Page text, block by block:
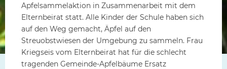
Apfelsammelaktion in Zusammenarbeit mit dem
Elternbeirat statt. Alle Kinder der Schule haben sich
auf den Weg gemacht, Äpfel auf den
Streuobstwiesen der Umgebung zu sammeln. Frau
Kriegseis vom Elternbeirat hat für die schlecht
tragenden Gemeinde-Apfelbäume Ersatz